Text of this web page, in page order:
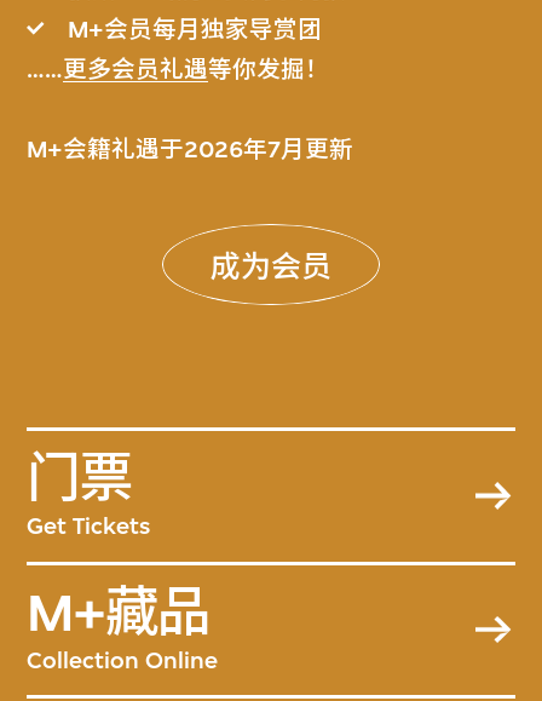
M+会员每月独家导赏团
……更多会员礼遇等你发掘！
M+会籍礼遇于2026年7月更新
成为会员
门票
Get Tickets
M+藏品
Collection Online